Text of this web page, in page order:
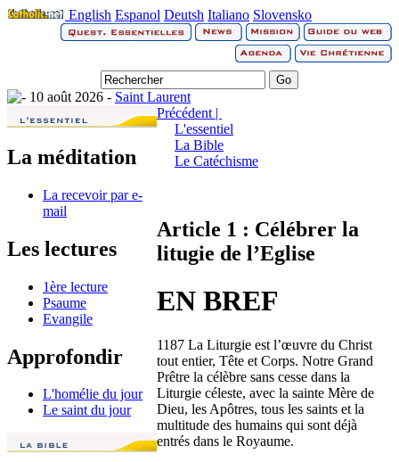
English Espanol Deutsh Italiano Slovensko
10 août 2026 - Saint Laurent
La méditation
La recevoir par e-
mail
Les lectures
1ère lecture
Psaume
Evangile
Approfondir
L'homélie du jour
Le saint du jour
Précédent |
L'essentiel
La Bible
Le Catéchisme
Article 1 : Célébrer la
litugie de l’Eglise
EN BREF
1187 La Liturgie est l’œuvre du Christ
tout entier, Tête et Corps. Notre Grand
Prêtre la célèbre sans cesse dans la
Liturgie céleste, avec la sainte Mère de
Dieu, les Apôtres, tous les saints et la
multitude des humains qui sont déjà
entrés dans le Royaume.